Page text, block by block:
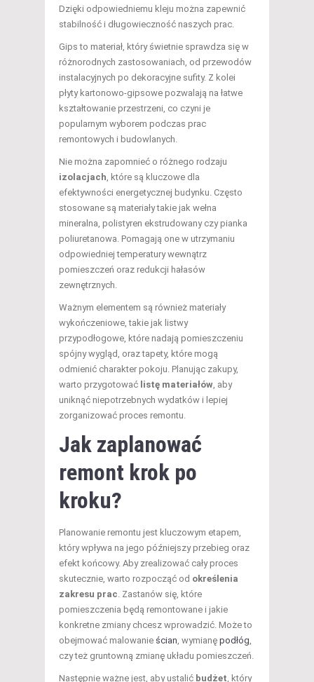
Dzięki odpowiedniemu kleju można zapewnić
stabilność i długowieczność naszych prac.
Gips to materiał, który świetnie sprawdza się w
różnorodnych zastosowaniach, od przewodów
instalacyjnych po dekoracyjne sufity. Z kolei
płyty kartonowo-gipsowe pozwalają na łatwe
kształtowanie przestrzeni, co czyni je
popularnym wyborem podczas prac
remontowych i budowlanych.
Nie można zapomnieć o różnego rodzaju
izolacjach, które są kluczowe dla
efektywności energetycznej budynku. Często
stosowane są materiały takie jak wełna
mineralna, polistyren ekstrudowany czy pianka
poliuretanowa. Pomagają one w utrzymaniu
odpowiedniej temperatury wewnątrz
pomieszczeń oraz redukcji hałasów
zewnętrznych.
Ważnym elementem są również materiały
wykończeniowe, takie jak listwy
przypodłogowe, które nadają pomieszczeniu
spójny wygląd, oraz tapety, które mogą
odmienić charakter pokoju. Planując zakupy,
warto przygotować listę materiałów, aby
uniknąć niepotrzebnych wydatków i lepiej
zorganizować proces remontu.
Jak zaplanować
remont krok po
kroku?
Planowanie remontu jest kluczowym etapem,
który wpływa na jego późniejszy przebieg oraz
efekt końcowy. Aby zrealizować cały proces
skutecznie, warto rozpocząć od określenia
zakresu prac. Zastanów się, które
pomieszczenia będą remontowane i jakie
konkretne zmiany chcesz wprowadzić. Może to
obejmować malowanie ścian, wymianę podłóg,
czy też gruntowną zmianę układu pomieszczeń.
Następnie ważne jest, aby ustalić budżet, który